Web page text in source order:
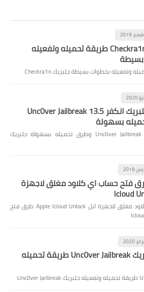
جلبريك Checkra1n طريقة تحميله وتفعيله
تحديث جلبريك انكفر Unc0ver Jailbreak 13.5
بسهولة
تحديث جلبريك انكفر Unc0ver Jailbreak 13.5 وطرق تحميله بسهولة جلبريك
فتح حساب اي كلاود مغلق لاجهزة
افضل طرق فتح حساب اي كلاود مغلق لاجهزة ابل Apple Icloud Unlock طرق فتح
شرح جلبريك Unc0ver Jailbreak طريقة تحميله